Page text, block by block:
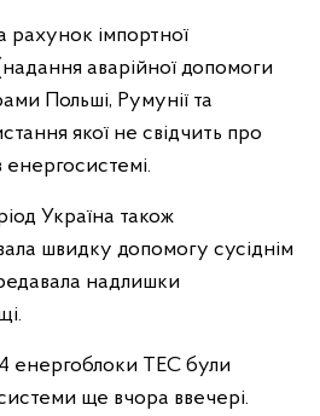
рахунок імпортної
аварійної допомоги
Польші, Румунії та
якої не свідчить про
Україна також
швидку допомогу сусіднім
надлишки
енергоблоки ТЕС були
ще вчора ввечері.